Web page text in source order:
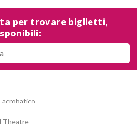
per trovare biglietti,
Theatre